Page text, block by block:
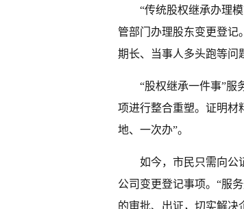
“传统股权继承办理
管部门办理股东变更登记
期长、当事人多头跑等问
“股权继承一件事”服
项进行整合重塑。证明材
地、一次办”。
如今，市民只需向公
公司变更登记事项。“服
的审批、出证，切实解决